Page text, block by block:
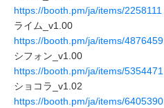
https://booth.pm/ja/items/2258111
ライム_v1.00
https://booth.pm/ja/items/4876459
シフォン_v1.00
https://booth.pm/ja/items/5354471
ショコラ_v1.02
https://booth.pm/ja/items/6405390